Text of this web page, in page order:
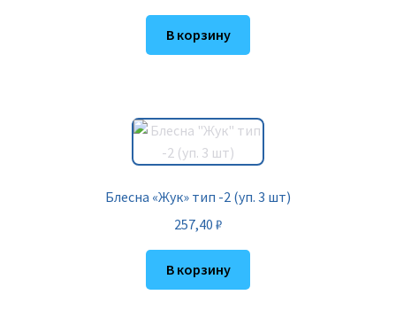
В корзину
Блесна «Жук» тип -2 (уп. 3 шт)
257,40 ₽
В корзину